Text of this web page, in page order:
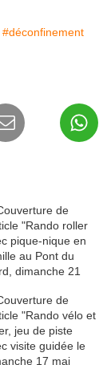
#déconfinement